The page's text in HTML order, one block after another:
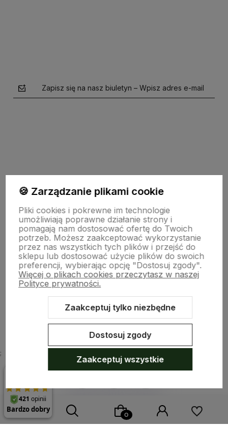
Zapisz się na nasz biuletyn – Wpisz adres e-mail
Pomoc
Moje konto
Płatności i dostawa
;
Sklep internetowy Shoper.pl Szablon Shoper Modern 3.0™
GrowCommerce
🍪 Zarządzanie plikami cookie
Pliki cookies i pokrewne im technologie
umożliwiają poprawne działanie strony i
pomagają nam dostosować ofertę do Twoich
potrzeb. Możesz zaakceptować wykorzystanie
przez nas wszystkich tych plików i przejść do
sklepu lub dostosować użycie plików do swoich
preferencji, wybierając opcję "Dostosuj zgody".
Więcej o plikach cookies przeczytasz w naszej
Polityce prywatności.
Zaakceptuj tylko niezbędne
Dostosuj zgody
Zaakceptuj wszystkie